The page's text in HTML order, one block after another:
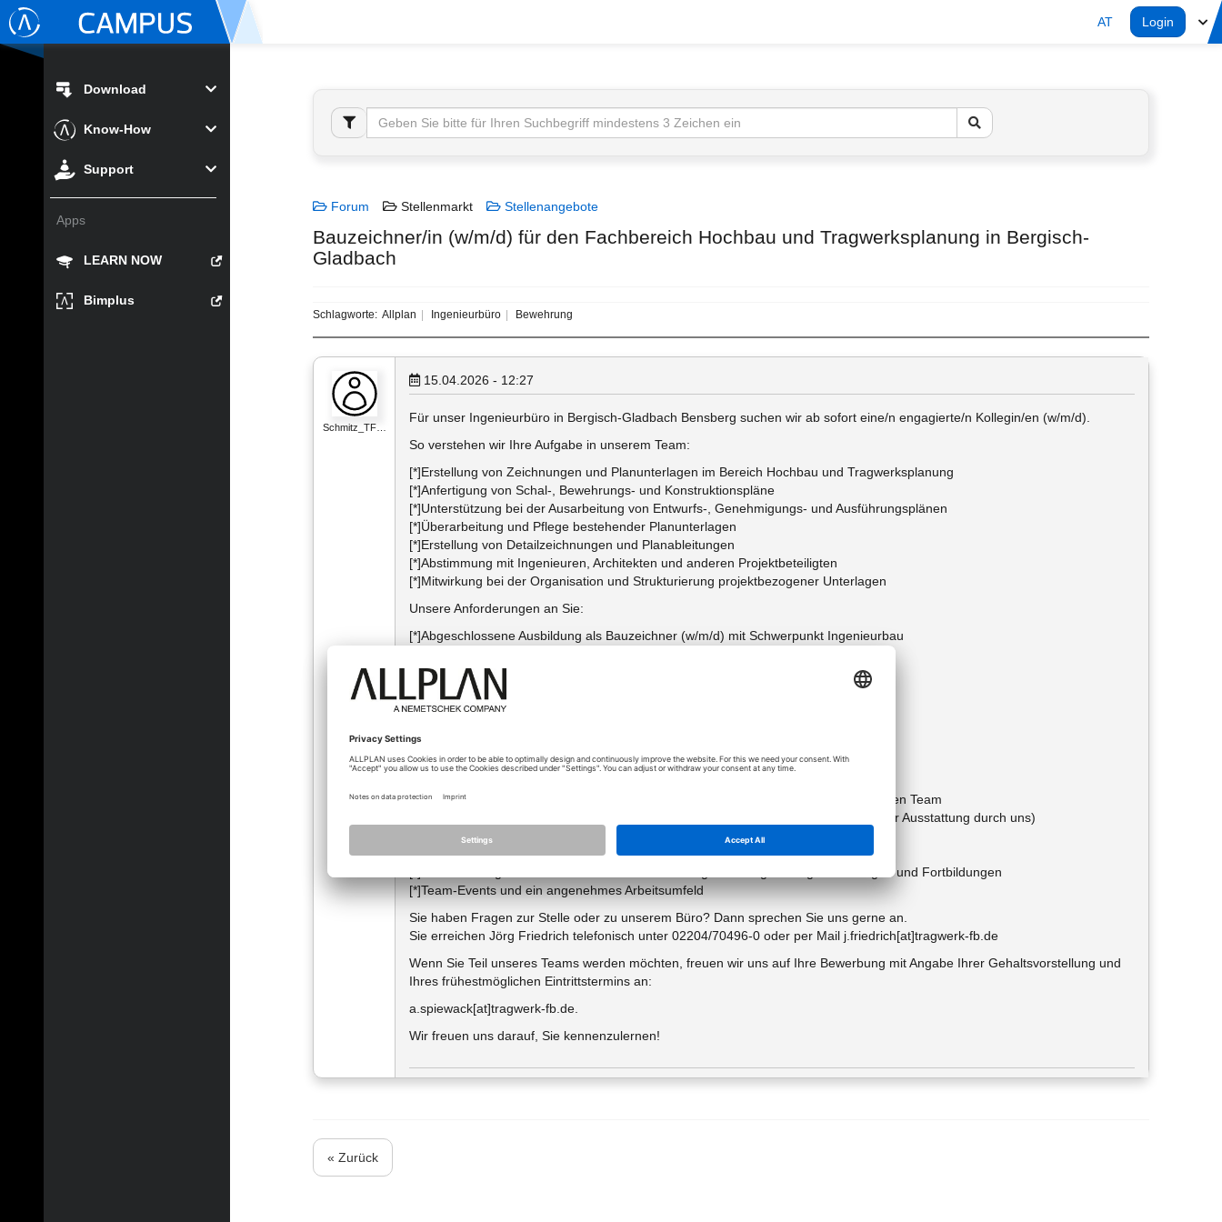
AT Login
Download
Know-How
Support
Apps
LEARN NOW
Bimplus
Forum Stellenmarkt Stellenangebote
Bauzeichner/in (w/m/d) für den Fachbereich Hochbau und Tragwerksplanung in Bergisch-
Gladbach
Schlagworte: Allplan Ingenieurbüro Bewehrung
Schmitz_TF…
15.04.2026 - 12:27
Für unser Ingenieurbüro in Bergisch-Gladbach Bensberg suchen wir ab sofort eine/n engagierte/n Kollegin/en (w/m/d).
So verstehen wir Ihre Aufgabe in unserem Team:
[*]Erstellung von Zeichnungen und Planunterlagen im Bereich Hochbau und Tragwerksplanung
[*]Anfertigung von Schal-, Bewehrungs- und Konstruktionspläne
[*]Unterstützung bei der Ausarbeitung von Entwurfs-, Genehmigungs- und Ausführungsplänen
[*]Überarbeitung und Pflege bestehender Planunterlagen
[*]Erstellung von Detailzeichnungen und Planableitungen
[*]Abstimmung mit Ingenieuren, Architekten und anderen Projektbeteiligten
[*]Mitwirkung bei der Organisation und Strukturierung projektbezogener Unterlagen
Unsere Anforderungen an Sie:
[*]Abgeschlossene Ausbildung als Bauzeichner (w/m/d) mit Schwerpunkt Ingenieurbau
[*]Idealerweise Berufserfahrung in der Tragwerksplanung
[*]Technisches Verständnis sowie eine sorgfältige und strukturierte Arbeitsweise
[*]Teamfähigkeit, Kommunikationsstärke und Eigeninitiative
[*]Motivation zur fachlichen Weiterentwicklung
Das bieten wir:
[*]Abwechslungsreiche und anspruchsvolle Projekte in einem kollegialen, dynamischen Team
[*]flexible Arbeitszeiten mit der Möglichkeit auf Homeoffice (bei Bedarf mit technischer Ausstattung durch uns)
[*]30 Tage Urlaub und eine überdurchschnittliche Vergütung
[*]Sehr gute Verkehrsanbindung (ÖPNV und Autobahn)
[*]Unterstützung Ihrer beruflichen Weiterentwicklung durch regelmäßige Schulungen und Fortbildungen
[*]Team-Events und ein angenehmes Arbeitsumfeld
Sie haben Fragen zur Stelle oder zu unserem Büro? Dann sprechen Sie uns gerne an.
Sie erreichen Jörg Friedrich telefonisch unter 02204/70496-0 oder per Mail j.friedrich[at]tragwerk-fb.de
Wenn Sie Teil unseres Teams werden möchten, freuen wir uns auf Ihre Bewerbung mit Angabe Ihrer Gehaltsvorstellung und
Ihres frühestmöglichen Eintrittstermins an:
a.spiewack[at]tragwerk-fb.de.
Wir freuen uns darauf, Sie kennenzulernen!
« Zurück